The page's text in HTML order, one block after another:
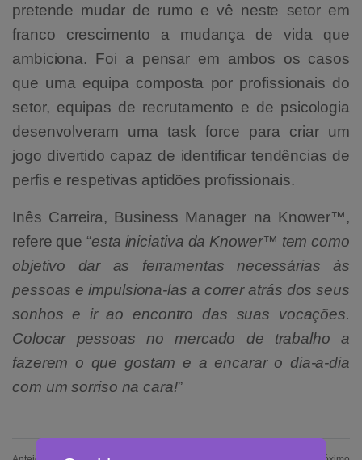
pretende mudar de rumo e vê neste setor em
franco crescimento a mudança de vida que
ambiciona. Foi a pensar em ambos os casos
que uma equipa composta por profissionais do
setor, equipas de recrutamento e de psicologia
desenvolveram uma task force para criar um
jogo divertido capaz de identificar tendências de
perfis e respetivas aptidões profissionais.
Inês Carreira, Business Manager na Knower™,
refere que “esta iniciativa da Knower™ tem como
objetivo dar as ferramentas necessárias às
pessoas e impulsiona-las a correr atrás dos seus
sonhos e ir ao encontro das suas vocações.
Colocar pessoas no mercado de trabalho a
fazerem o que gostam e a encarar o dia-a-dia
com um sorriso na cara!”